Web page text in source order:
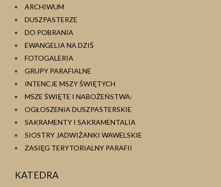
ARCHIWUM
DUSZPASTERZE
DO POBRANIA
EWANGELIA NA DZIŚ
FOTOGALERIA
GRUPY PARAFIALNE
INTENCJE MSZY ŚWIĘTYCH
MSZE ŚWIĘTE I NABOŻEŃSTWA:
OGŁOSZENIA DUSZPASTERSKIE
SAKRAMENTY I SAKRAMENTALIA
SIOSTRY JADWIŻANKI WAWELSKIE
ZASIĘG TERYTORIALNY PARAFII
KATEDRA